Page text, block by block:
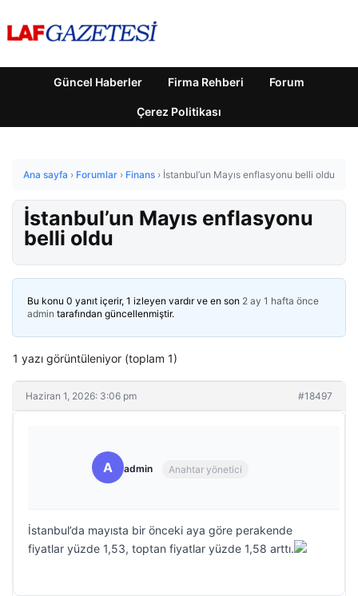
Güncel Haberler Firma Rehberi Forum
Çerez Politikası
Ana sayfa › Forumlar › Finans › İstanbul’un Mayıs enflasyonu belli oldu
İstanbul’un Mayıs enflasyonu
belli oldu
Bu konu 0 yanıt içerir, 1 izleyen vardır ve en son 2 ay 1 hafta önce
admin tarafından güncellenmiştir.
1 yazı görüntüleniyor (toplam 1)
Haziran 1, 2026: 3:06 pm #18497
A admin Anahtar yönetici
İstanbul’da mayısta bir önceki aya göre perakende
fiyatlar yüzde 1,53, toptan fiyatlar yüzde 1,58 arttı.